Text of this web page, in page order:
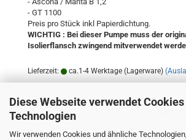
Diese Webseite verwendet
Technologien
Wir verwenden Cookies und ähnliche
- GT 1100
Preis pro Stück inkl Papierdichtung.
WICHTIG : Bei dieser Pumpe muss der
Isolierflansch zwingend mitverwendet
Lieferzeit: ca.1-4 Werktage (Lagerware)